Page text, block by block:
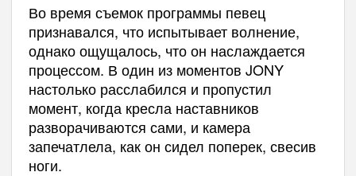
Во время съемок программы певец
признавался, что испытывает волнение,
однако ощущалось, что он наслаждается
процессом. В один из моментов JONY
настолько расслабился и пропустил
момент, когда кресла наставников
разворачиваются сами, и камера
запечатлела, как он сидел поперек, свесив
ноги.